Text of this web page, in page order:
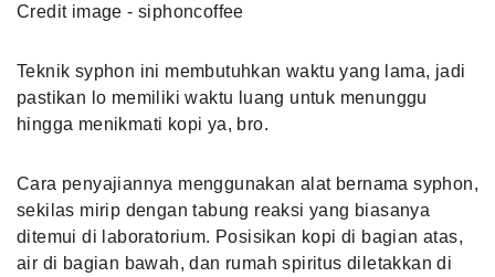
Credit image - siphoncoffee
Teknik syphon ini membutuhkan waktu yang lama, jadi
pastikan lo memiliki waktu luang untuk menunggu
hingga menikmati kopi ya, bro.
Cara penyajiannya menggunakan alat bernama syphon,
sekilas mirip dengan tabung reaksi yang biasanya
ditemui di laboratorium. Posisikan kopi di bagian atas,
air di bagian bawah, dan rumah spiritus diletakkan di